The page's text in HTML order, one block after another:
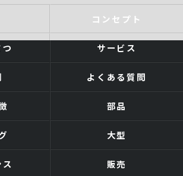
コンセプト
サービス
よくある質問
部品
大型
販売